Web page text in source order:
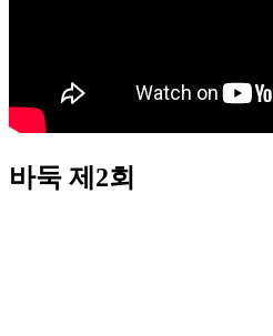
바둑 제2회